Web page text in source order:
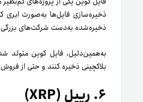
ذخیره­‌سازی فایل­‌ها به‌­صورت ابری
ذخیره­‌شده به­‌دست شرکت‌­های بزرگی
به‌­همین‌دلیل، فایل کوین متولد
بلاکچینی ذخیره کنند و حتی از
۶. ریپل (XRP)